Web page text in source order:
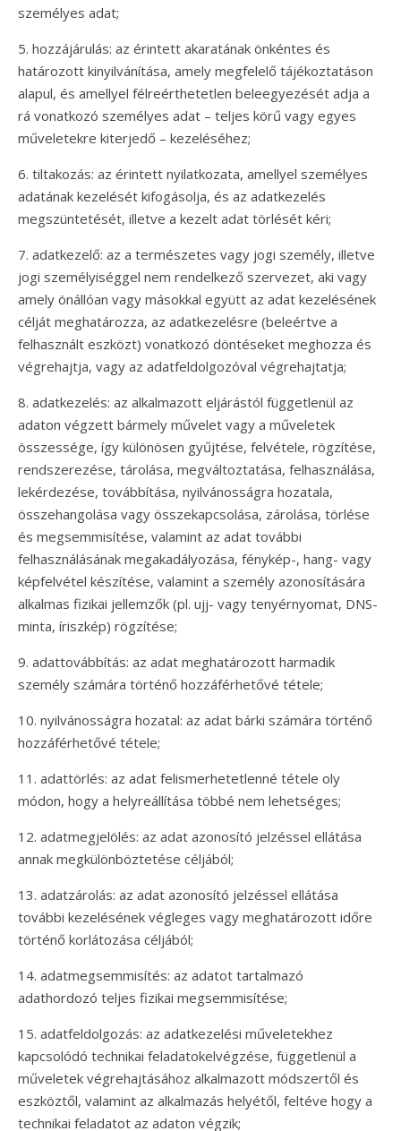
személyes adat;
5. hozzájárulás: az érintett akaratának önkéntes és
határozott kinyilvánítása, amely megfelelő tájékoztatáson
alapul, és amellyel félreérthetetlen beleegyezését adja a
rá vonatkozó személyes adat – teljes körű vagy egyes
műveletekre kiterjedő – kezeléséhez;
6. tiltakozás: az érintett nyilatkozata, amellyel személyes
adatának kezelését kifogásolja, és az adatkezelés
megszüntetését, illetve a kezelt adat törlését kéri;
7. adatkezelő: az a természetes vagy jogi személy, illetve
jogi személyiséggel nem rendelkező szervezet, aki vagy
amely önállóan vagy másokkal együtt az adat kezelésének
célját meghatározza, az adatkezelésre (beleértve a
felhasznált eszközt) vonatkozó döntéseket meghozza és
végrehajtja, vagy az adatfeldolgozóval végrehajtatja;
8. adatkezelés: az alkalmazott eljárástól függetlenül az
adaton végzett bármely művelet vagy a műveletek
összessége, így különösen gyűjtése, felvétele, rögzítése,
rendszerezése, tárolása, megváltoztatása, felhasználása,
lekérdezése, továbbítása, nyilvánosságra hozatala,
összehangolása vagy összekapcsolása, zárolása, törlése
és megsemmisítése, valamint az adat további
felhasználásának megakadályozása, fénykép-, hang- vagy
képfelvétel készítése, valamint a személy azonosítására
alkalmas fizikai jellemzők (pl. ujj- vagy tenyérnyomat, DNS-
minta, íriszkép) rögzítése;
9. adattovábbítás: az adat meghatározott harmadik
személy számára történő hozzáférhetővé tétele;
10. nyilvánosságra hozatal: az adat bárki számára történő
hozzáférhetővé tétele;
11. adattörlés: az adat felismerhetetlenné tétele oly
módon, hogy a helyreállítása többé nem lehetséges;
12. adatmegjelölés: az adat azonosító jelzéssel ellátása
annak megkülönböztetése céljából;
13. adatzárolás: az adat azonosító jelzéssel ellátása
további kezelésének végleges vagy meghatározott időre
történő korlátozása céljából;
14. adatmegsemmisítés: az adatot tartalmazó
adathordozó teljes fizikai megsemmisítése;
15. adatfeldolgozás: az adatkezelési műveletekhez
kapcsolódó technikai feladatokelvégzése, függetlenül a
műveletek végrehajtásához alkalmazott módszertől és
eszköztől, valamint az alkalmazás helyétől, feltéve hogy a
technikai feladatot az adaton végzik;